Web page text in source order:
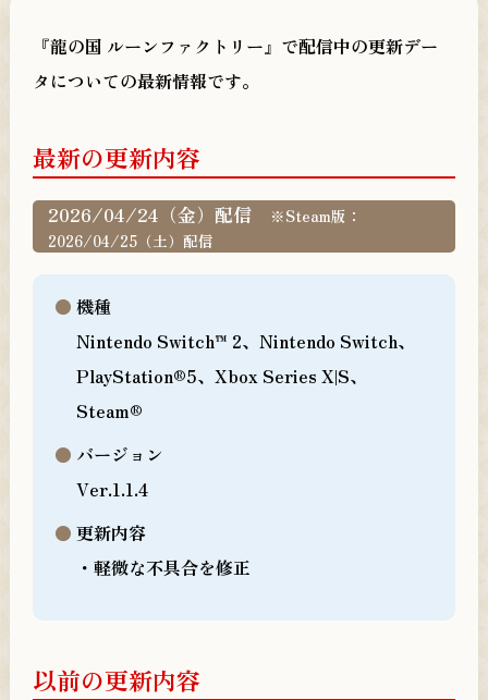
PRODUCTS
店舗別購入特典
日本語 繁體中文
『龍の国 ルーンファクトリー』で配信中の更新デー
タについての最新情報です。
最新の更新内容
2026/04/24（金）配信
※Steam版：
2026/04/25（土）配信
機種
Nintendo Switch™ 2、Nintendo Switch、
PlayStation®5、Xbox Series X|S、
Steam®
バージョン
Ver.1.1.4
更新内容
・軽微な不具合を修正
以前の更新内容